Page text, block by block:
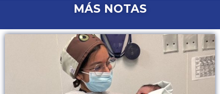
MÁS NOTAS